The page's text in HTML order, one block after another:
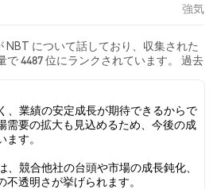
強気
NBT について話しており、収集された
4487 位にランクされています。 過去
に関するニュース記事が 0 件公開され
のツイートが強気の感情を示し、
情を示しました。 50.00% のツイート
た。 これらの感情分析は 3 件のツイー
、業績の安定成長が期待できるからで
需要の拡大も見込めるため、今後の成
す。
競合他社の台頭や市場の成長鈍化、
透明さが挙げられます。